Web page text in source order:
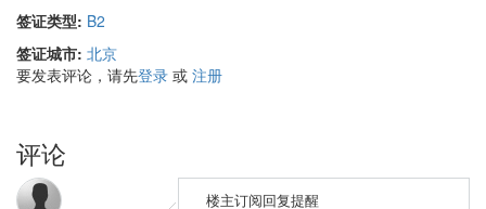
签证类型: B2
签证城市: 北京
要发表评论，请先登录 或 注册
评论
楼主订阅回复提醒